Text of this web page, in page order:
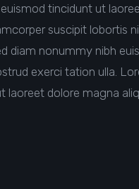
tincidunt ut
suscipit lobortis
diam nonummy nibh
exerci tation ulla.
laoreet dolore magna